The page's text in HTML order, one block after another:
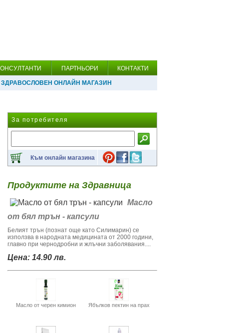
ПАРТНЬОРИ КОНТАКТИ
ЗДРАВОСЛОВЕН ОНЛАЙН МАГАЗИН
За потребителя
Към онлайн магазина
Продуктите на Здравница
Масло
от бял трън - капсули
Белият трън (познат още като Силимарин) се
използва в народната медицината от 2000 години,
главно при чернодробни и жлъчни заболявания....
Цена: 14.90 лв.
Масло от черен кимион Ябълков пектин на прах